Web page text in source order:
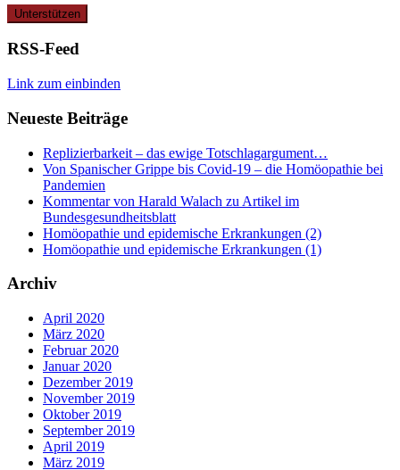
RSS-Feed
Link zum einbinden
Neueste Beiträge
Replizierbarkeit – das ewige Totschlagargument…
Von Spanischer Grippe bis Covid-19 – die Homöopathie bei
Pandemien
Kommentar von Harald Walach zu Artikel im
Bundesgesundheitsblatt
Homöopathie und epidemische Erkrankungen (2)
Homöopathie und epidemische Erkrankungen (1)
Archiv
April 2020
März 2020
Februar 2020
Januar 2020
Dezember 2019
November 2019
Oktober 2019
September 2019
April 2019
März 2019